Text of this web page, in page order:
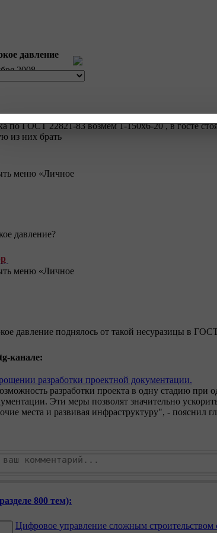
давление
2008
кто знает как считаеться строительная длина
по ГОСТ 22821-83 возмем 1-150х6-20 , в госте
из них брать
давление?
давление поднялось от такой несуразицы в
канале:
разработки проектной документации.
разработки проекта в одну стадию при
Эти меры позволят значительно
места и развивая инфраструктуру", - пояснил
800 тем):
Цифровое управление сложным строительством